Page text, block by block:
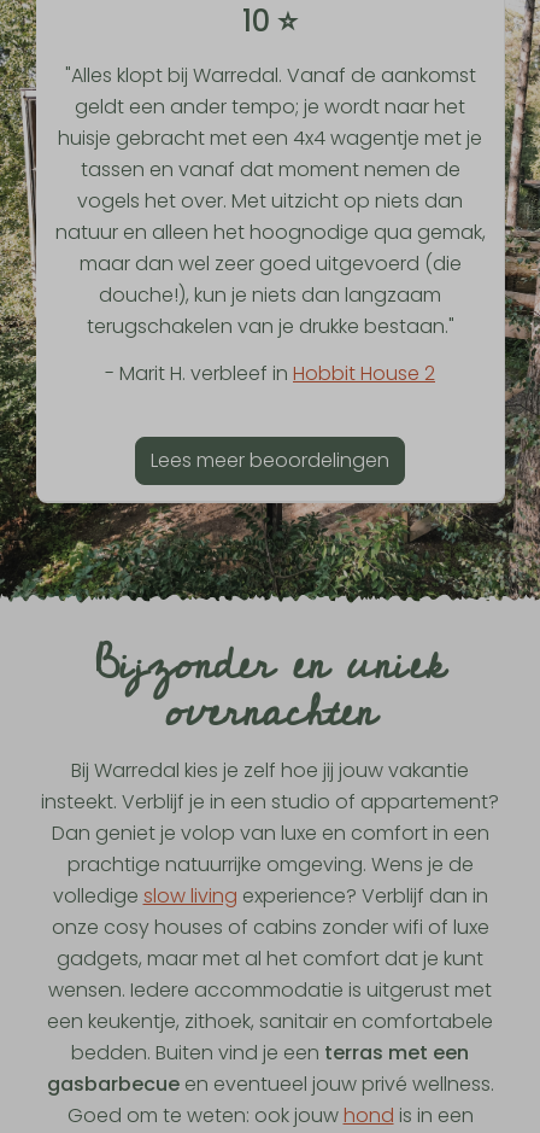
10 ⭐
"Alles klopt bij Warredal. Vanaf de aankomst
geldt een ander tempo; je wordt naar het
huisje gebracht met een 4x4 wagentje met je
tassen en vanaf dat moment nemen de
vogels het over. Met uitzicht op niets dan
natuur en alleen het hoognodige qua gemak,
maar dan wel zeer goed uitgevoerd (die
douche!), kun je niets dan langzaam
terugschakelen van je drukke bestaan."
- Marit H. verbleef in Hobbit House 2
Lees meer beoordelingen
Bijzonder en uniek
overnachten
Bij Warredal kies je zelf hoe jij jouw vakantie
insteekt. Verblijf je in een studio of appartement?
Dan geniet je volop van luxe en comfort in een
prachtige natuurrijke omgeving. Wens je de
volledige slow living experience? Verblijf dan in
onze cosy houses of cabins zonder wifi of luxe
gadgets, maar met al het comfort dat je kunt
wensen. Iedere accommodatie is uitgerust met
een keukentje, zithoek, sanitair en comfortabele
bedden. Buiten vind je een terras met een
gasbarbecueen eventueel jouw privé wellness.
Goed om te weten: ook jouw hond is in een